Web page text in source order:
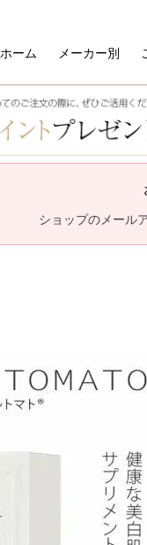
ホーム メーカー別
ショップのメール